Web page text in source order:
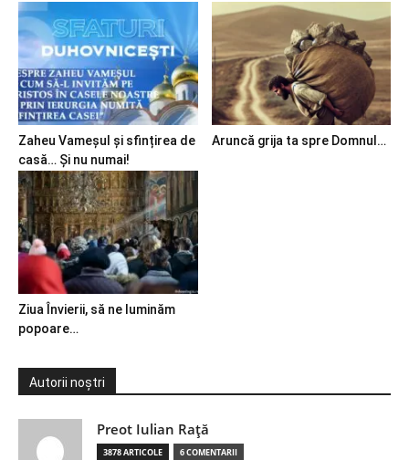
Zaheu Vameșul și sfințirea de
casă… Și nu numai!
Aruncă grija ta spre Domnul…
Ziua Învierii, să ne luminăm
popoare…
Autorii noștri
Preot Iulian Raţă
3878 ARTICOLE 6 COMENTARII